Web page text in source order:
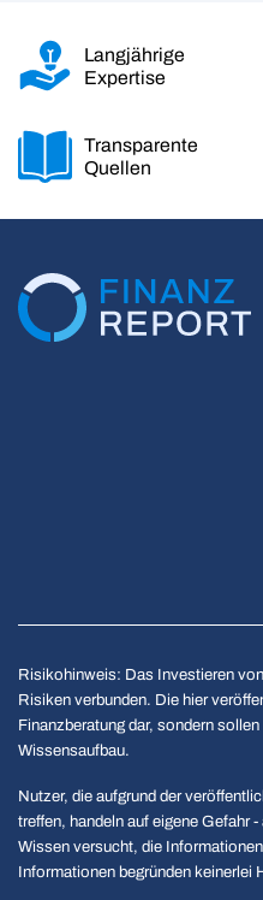
Langjährige
Expertise
Transparente
Quellen
Risikohinweis: Das Investieren
Risiken verbunden. Die hier
Finanzberatung dar, sondern
Wissensaufbau.
Nutzer, die aufgrund der
treffen, handeln auf eigene Gefahr
Wissen versucht, die
Informationen begründen keinerlei